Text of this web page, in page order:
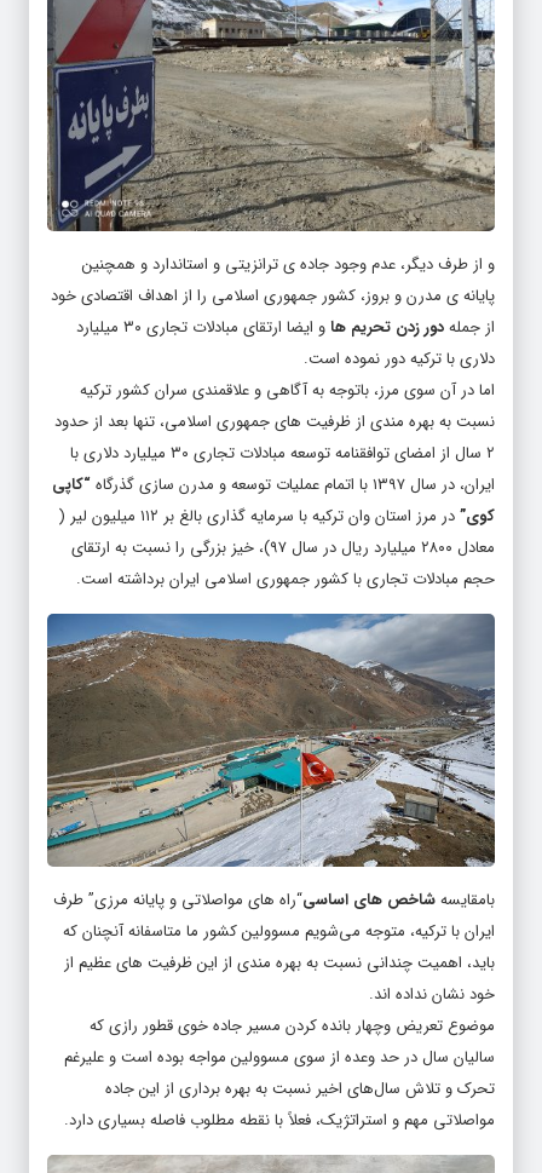
و از طرف دیگر، عدم وجود جاده ی ترانزیتی و استاندارد و همچنین
پایانه ی مدرن و بروز، کشور جمهوری اسلامی را از اهداف اقتصادی خود
از جملهدور زدن تحریم ها
و ایضا ارتقای مبادلات تجاری ۳۰ میلیارد
دلاری با ترکیه دور نموده است.
اما در آن سوی مرز، باتوجه به آگاهی و علاقمندی سران کشور ترکیه
نسبت به بهره مندی از ظرفیت های جمهوری اسلامی، تنها بعد از حدود
۲ سال از امضای توافقنامه توسعه مبادلات تجاری ۳۰ میلیارد دلاری با
ایران، در سال ۱۳۹۷ با اتمام عملیات توسعه و مدرن سازی گذرگاه
“کاپی
کوی”
در مرز استان وان ترکیه با سرمایه گذاری بالغ بر ۱۱۲ میلیون لیر (
معادل ۲۸۰۰ میلیارد ریال در سال ۹۷)، خیز بزرگی را نسبت به ارتقای
حجم مبادلات تجاری با کشور جمهوری اسلامی ایران برداشته است.
بامقایسهشاخص های اساسی“راه های مواصلاتی و پایانه مرزی” طرف
ایران با ترکیه، متوجه می‌شویم مسوولین کشور ما متاسفانه آنچنان که
باید، اهمیت چندانی نسبت به بهره مندی از این ظرفیت های عظیم از
خود نشان نداده اند.
موضوع تعریض وچهار بانده کردن مسیر جاده خوی قطور رازی که
سالیان سال در حد وعده از سوی مسوولین مواجه بوده است و علیرغم
تحرک و تلاش سال‌های اخیر نسبت به بهره برداری از این جاده
مواصلاتی مهم و استراتژیک، فعلاً با نقطه مطلوب فاصله بسیاری دارد.